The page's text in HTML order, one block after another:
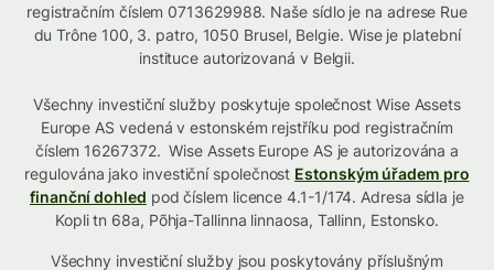
registračním číslem 0713629988. Naše sídlo je na adrese Rue
du Trône 100, 3. patro, 1050 Brusel, Belgie. Wise je platební
instituce autorizovaná v Belgii.
Všechny investiční služby poskytuje společnost Wise Assets
Europe AS vedená v estonském rejstříku pod registračním
číslem 16267372. Wise Assets Europe AS je autorizována a
regulována jako investiční společnost Estonským úřadem pro
finanční dohled pod číslem licence 4.1-1/174. Adresa sídla je
Kopli tn 68a, Põhja-Tallinna linnaosa, Tallinn, Estonsko.
Všechny investiční služby jsou poskytovány příslušným